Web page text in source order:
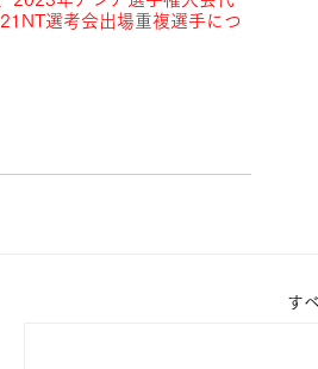
選考会出場重複選手につ
す